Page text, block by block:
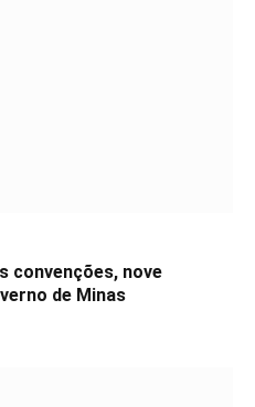
convenções, nove
de Minas